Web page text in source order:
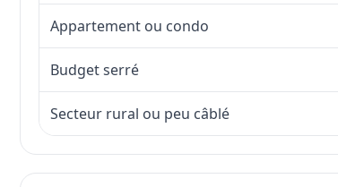
Appartement ou condo
Budget serré
Secteur rural ou peu câblé